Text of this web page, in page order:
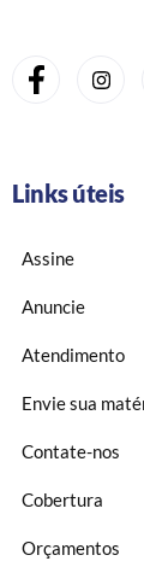
Links úteis
Assine
Anuncie
Atendimento
Envie sua
Contate-nos
Cobertura
Orçamentos